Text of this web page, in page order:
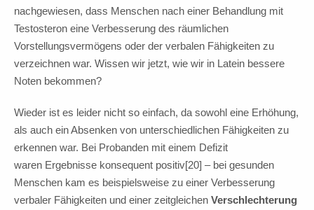
nachgewiesen, dass Menschen nach einer Behandlung mit
Testosteron eine Verbesserung des räumlichen
Vorstellungsvermögens oder der verbalen Fähigkeiten zu
verzeichnen war. Wissen wir jetzt, wie wir in Latein bessere
Noten bekommen?
Wieder ist es leider nicht so einfach, da sowohl eine Erhöhung,
als auch ein Absenken von unterschiedlichen Fähigkeiten zu
erkennen war. Bei Probanden mit einem Defizit
waren Ergebnisse konsequent positiv[20] – bei gesunden
Menschen kam es beispielsweise zu einer Verbesserung
verbaler Fähigkeiten und einer zeitgleichen Verschlechterung